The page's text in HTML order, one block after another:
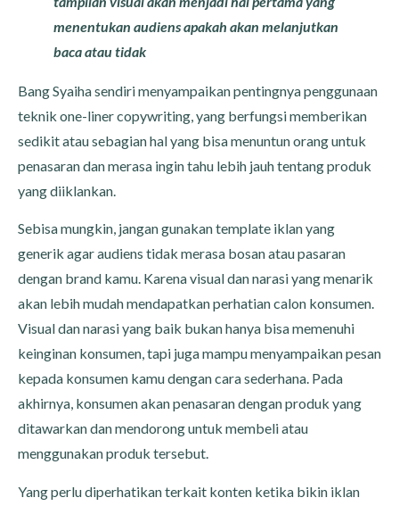
menentukan audiens apakah akan melanjutkan
baca atau tidak
Bang Syaiha sendiri menyampaikan pentingnya penggunaan
teknik one-liner copywriting, yang berfungsi memberikan
sedikit atau sebagian hal yang bisa menuntun orang untuk
penasaran dan merasa ingin tahu lebih jauh tentang produk
yang diiklankan.
Sebisa mungkin, jangan gunakan template iklan yang
generik agar audiens tidak merasa bosan atau pasaran
dengan brand kamu. Karena visual dan narasi yang menarik
akan lebih mudah mendapatkan perhatian calon konsumen.
Visual dan narasi yang baik bukan hanya bisa memenuhi
keinginan konsumen, tapi juga mampu menyampaikan pesan
kepada konsumen kamu dengan cara sederhana. Pada
akhirnya, konsumen akan penasaran dengan produk yang
ditawarkan dan mendorong untuk membeli atau
menggunakan produk tersebut.
Yang perlu diperhatikan terkait konten ketika bikin iklan